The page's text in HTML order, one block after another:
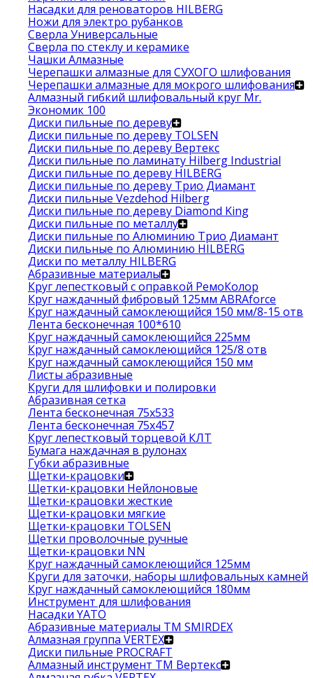
Насадки для реноваторов HILBERG
Ножи для электро рубанков
Сверла Универсальные
Сверла по стеклу и керамике
Чашки Алмазные
Черепашки алмазные для СУХОГО шлифования
Черепашки алмазные для мокрого шлифования
Алмазный гибкий шлифовальный круг Mr.
Экономик 100
Диски пильные по дереву
Диски пильные по дереву TOLSEN
Диски пильные по дереву Вертекс
Диски пильные по ламинату Hilberg Industrial
Диски пильные по дереву HILBERG
Диски пильные по дереву Трио Диамант
Диски пильные Vezdehod Hilberg
Диски пильные по дереву Diamond King
Диски пильные по металлу
Диски пильные по Алюминию Трио Диамант
Диски пильные по Алюминию HILBERG
Диски по металлу HILBERG
Абразивные материалы
Круг лепестковый с оправкой РемоКолор
Круг наждачный фибровый 125мм ABRAforce
Круг наждачный самоклеющийся 150 мм/8-15 отв
Лента бесконечная 100*610
Круг наждачный самоклеющийся 225мм
Круг наждачный самоклеющийся 125/8 отв
Круг наждачный самоклеющийся 150 мм
Листы абразивные
Круги для шлифовки и полировки
Абразивная сетка
Лента бесконечная 75х533
Лента бесконечная 75х457
Круг лепестковый торцевой КЛТ
Бумага наждачная в рулонах
Губки абразивные
Щетки-крацовки
Щетки-крацовки Нейлоновые
Щетки-крацовки жесткие
Щетки-крацовки мягкие
Щетки-крацовки TOLSEN
Щетки проволочные ручные
Щетки-крацовки NN
Круг наждачный самоклеющийся 125мм
Круги для заточки, наборы шлифовальных камней
Круг наждачный самоклеющийся 180мм
Инструмент для шлифования
Насадки YATO
Абразивные материалы ТМ SMIRDEX
Алмазная группа VERTEX
Диски пильные PROCRAFT
Алмазный инструмент ТМ Вертекс